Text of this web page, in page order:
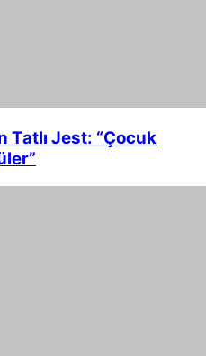
Tatlı Jest: “Çocuk